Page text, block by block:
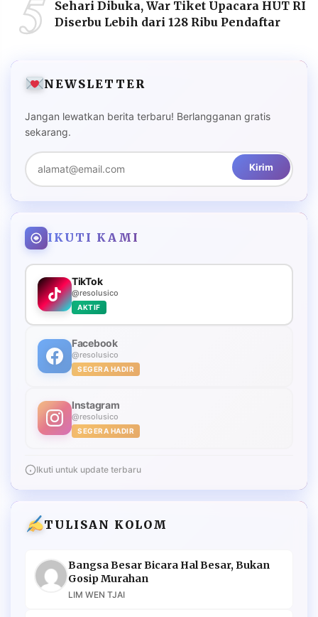
Sehari Dibuka, War Tiket Upacara HUT RI
Diserbu Lebih dari 128 Ribu Pendaftar
NEWSLETTER
Jangan lewatkan berita terbaru! Berlangganan gratis
sekarang.
Kirim
IKUTI KAMI
TikTok
@resolusico
AKTIF
Facebook
@resolusico
SEGERA HADIR
Instagram
@resolusico
SEGERA HADIR
Ikuti untuk update terbaru
TULISAN KOLOM
Bangsa Besar Bicara Hal Besar, Bukan
Gosip Murahan
LIM WEN TJAI